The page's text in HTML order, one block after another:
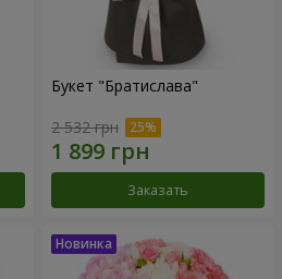
Букет "Братислава"
2 532 грн
Заказать